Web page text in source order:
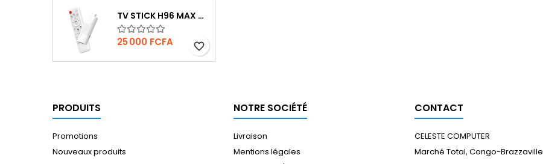
TV STICK H96 MAX 4K UHD
Prix
25 000 FCFA favorite_border
PRODUITS
Promotions
Nouveaux produits
NOTRE SOCIÉTÉ
Livraison
Mentions légales
CONTACT
CELESTE COMPUTER
Marché Total, Congo-Brazzaville